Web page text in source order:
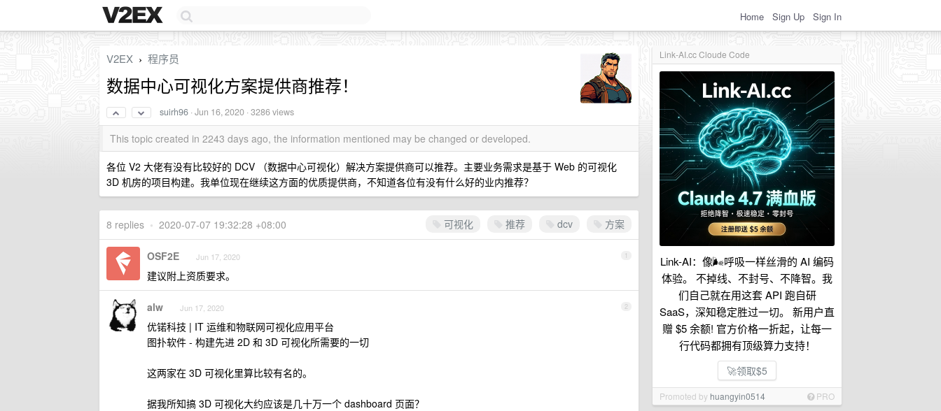
Home Sign Up Sign In
Link-AI.cc Cloude Code
Link-AI：像🌬呼吸一样丝滑的 AI 编码
体验。 不掉线、不封号、不降智。我
们自己就在用这套 API 跑自研
SaaS，深知稳定胜过一切。 新用户直
赠 $5 余额! 官方价格一折起，让每一
行代码都拥有顶级算力支持！
🚀领取$5
Promoted by huangyin0514 PRO
V2EX › 程序员
数据中心可视化方案提供商推荐！
suirh96 ·Jun 16, 2020 · 3286 views
This topic created in 2243 days ago, the information mentioned may be changed or developed.
各位 V2 大佬有没有比较好的 DCV （数据中心可视化）解决方案提供商可以推荐。主要业务需求是基于 Web 的可视化
3D 机房的项目构建。我单位现在继续这方面的优质提供商，不知道各位有没有什么好的业内推荐？
可视化 推荐 dcv 方案
8 replies • 2020-07-07 19:32:28 +08:00
1
OSF2E Jun 17, 2020
建议附上资质要求。
2
alw Jun 17, 2020
优锘科技 | IT 运维和物联网可视化应用平台
图扑软件 - 构建先进 2D 和 3D 可视化所需要的一切
这两家在 3D 可视化里算比较有名的。
据我所知搞 3D 可视化大约应该是几十万一个 dashboard 页面？